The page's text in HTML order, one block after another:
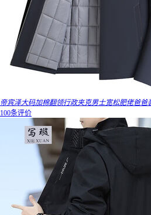
帝宾泽大码加棉翻领行政夹克男士宽松肥佬爸爸
100条评价